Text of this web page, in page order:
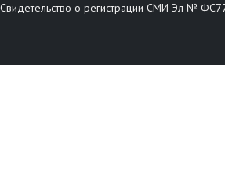
Свидетельство о регистрации СМИ Эл №